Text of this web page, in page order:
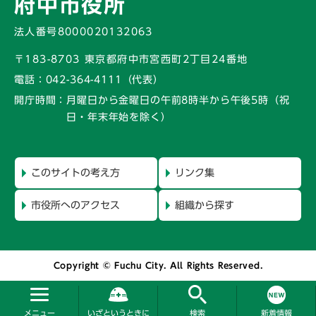
メニュー いざというときに 検索 新着情報
府中市役所
法人番号8000020132063
〒183-8703 東京都府中市宮西町2丁目24番地
電話： 042-364-4111（代表）
開庁時間： 月曜日から金曜日の午前8時半から午後5時 （祝
日・年末年始を除く）
このサイトの考え方 リンク集
市役所へのアクセス 組織から探す
Copyright © Fuchu City. All Rights Reserved.